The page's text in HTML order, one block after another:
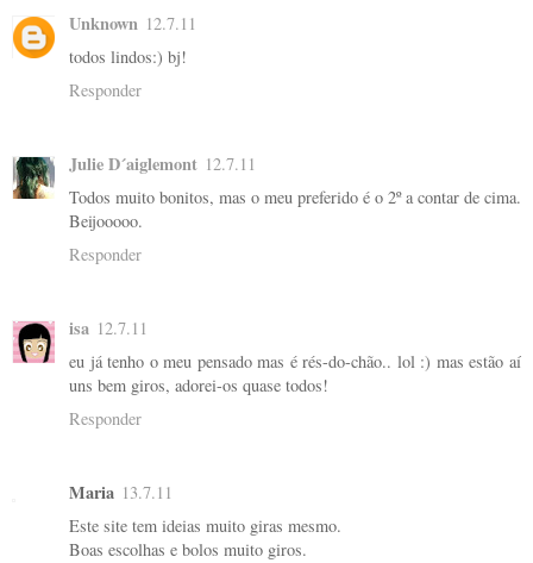
Unknown 12.7.11
todos lindos:) bj!
Responder
Julie D´aiglemont 12.7.11
Todos muito bonitos, mas o meu preferido é o 2º a contar de cima.
Beijooooo.
Responder
isa 12.7.11
eu já tenho o meu pensado mas é rés-do-chão.. lol :) mas estão aí
uns bem giros, adorei-os quase todos!
Responder
Maria 13.7.11
Este site tem ideias muito giras mesmo.
Boas escolhas e bolos muito giros.